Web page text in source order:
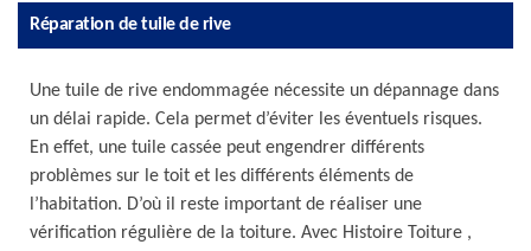
Réparation de tuile de rive
Une tuile de rive endommagée nécessite un dépannage dans
un délai rapide. Cela permet d’éviter les éventuels risques.
En effet, une tuile cassée peut engendrer différents
problèmes sur le toit et les différents éléments de
l’habitation. D’où il reste important de réaliser une
vérification régulière de la toiture. Avec Histoire Toiture ,